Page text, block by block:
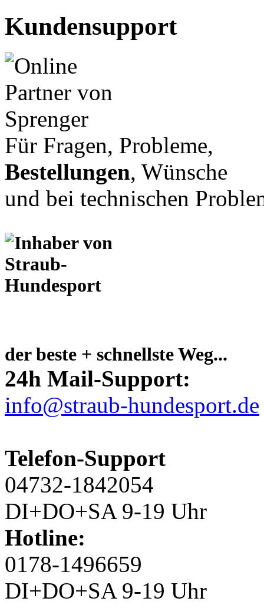
Kundensupport
Für Fragen, Probleme,
Bestellungen, Wünsche
und bei technischen
der beste + schnellste Weg...
24h Mail-Support:
info@straub-hundesport.de
Telefon-Support
04732-1842054
DI+DO+SA 9-19 Uhr
Hotline:
0178-1496659
DI+DO+SA 9-19 Uhr